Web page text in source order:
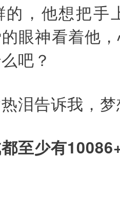
，他想把手
眼神看着他
吧？
泪告诉我，
至少有